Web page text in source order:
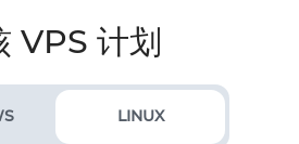
VPS 计划
LINUX